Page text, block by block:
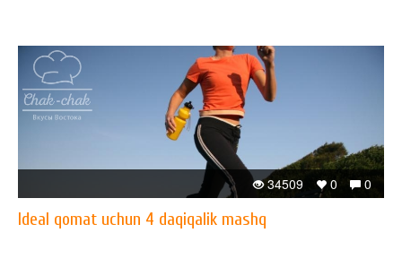
0
0
34509
Ideal qomat uchun 4 daqiqalik mashq